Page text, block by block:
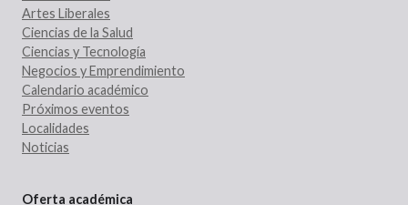
Artes Liberales
Ciencias de la Salud
Ciencias y Tecnología
Negocios y Emprendimiento
Calendario académico
Próximos eventos
Localidades
Noticias
Oferta académica